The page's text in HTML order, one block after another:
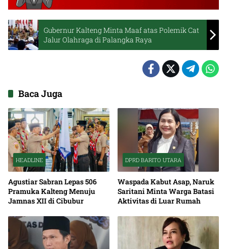
Gubernur Kalteng Minta Maaf atas Polemik Cat
Jalur Olahraga di Palangka Raya
Baca Juga
HEADLINE
Agustiar Sabran Lepas 506
Pramuka Kalteng Menuju
Jamnas XII di Cibubur
DPRD BARITO UTARA
Waspada Kabut Asap, Naruk
Saritani Minta Warga Batasi
Aktivitas di Luar Rumah